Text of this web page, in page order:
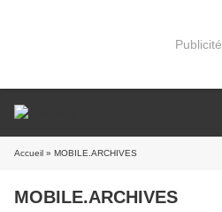
Publicité
Accueil » MOBILE.ARCHIVES
MOBILE.ARCHIVES